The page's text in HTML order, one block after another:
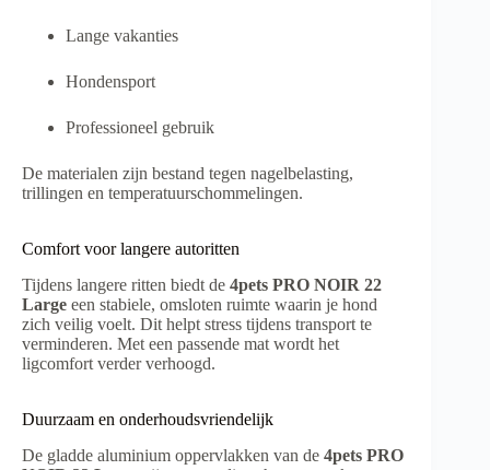
Lange vakanties
Hondensport
Professioneel gebruik
De materialen zijn bestand tegen nagelbelasting,
trillingen en temperatuurschommelingen.
Comfort voor langere autoritten
Tijdens langere ritten biedt de 4pets PRO NOIR 22
Large een stabiele, omsloten ruimte waarin je hond
zich veilig voelt. Dit helpt stress tijdens transport te
verminderen. Met een passende mat wordt het
ligcomfort verder verhoogd.
Duurzaam en onderhoudsvriendelijk
De gladde aluminium oppervlakken van de 4pets PRO